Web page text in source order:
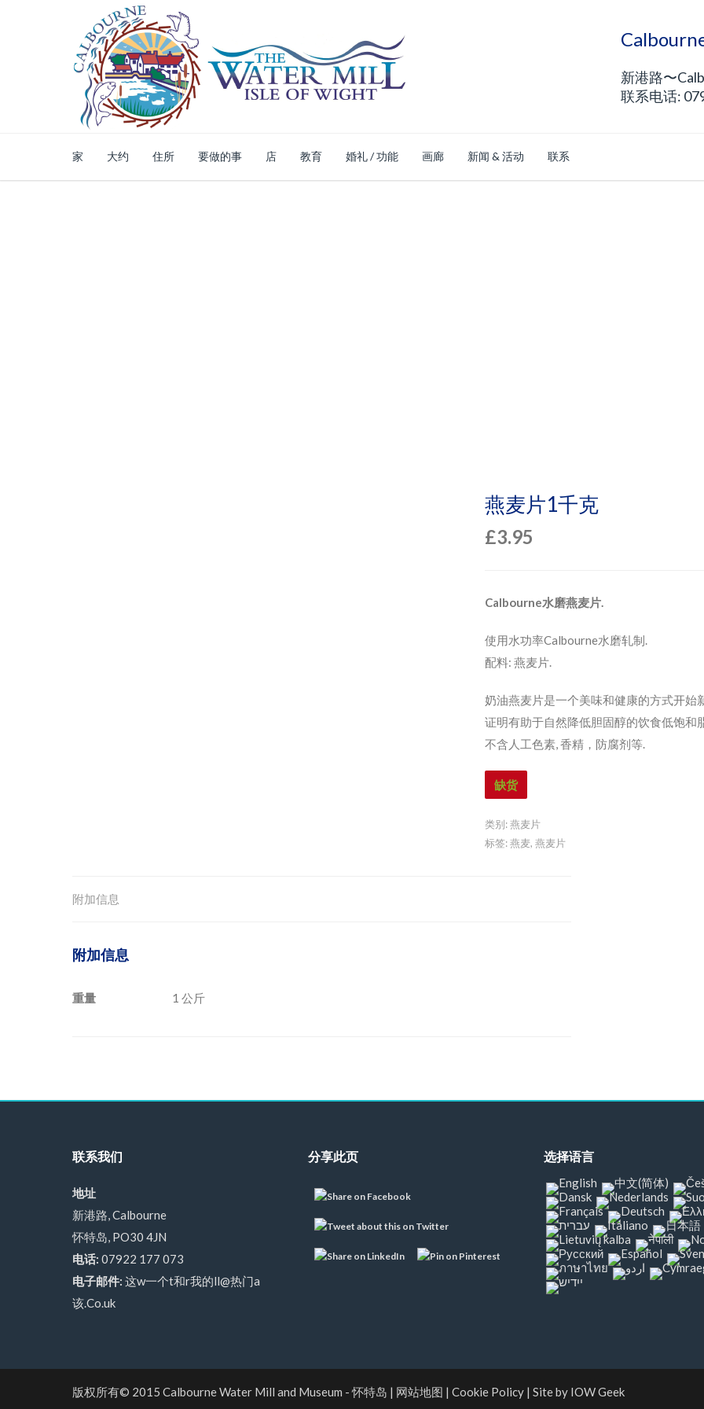
新港路〜
联系电话:
家 大约 住所 要做的事 店 教育 婚礼 / 功能 画廊 新闻 & 活动 联系
燕麦片1千克
£3.95
Calbourne水磨燕麦片.
使用水功率Calbourne水磨轧制.
配料: 燕麦片.
奶油燕麦片是一个美味和健康的方式开始
证明有助于自然降低胆固醇的饮食低饱和
不含人工色素, 香精，防腐剂等.
缺货
类别:燕麦片
标签:燕麦, 燕麦片
附加信息
附加信息
重量 1 公斤
联系我们
地址
新港路, Calbourne
怀特岛, PO30 4JN
电话: 07922 177 073
电子邮件: 这w一个t和r我的ll@热门a
该.Co.uk
分享此页 选择语言
版权所有© 2015 Calbourne Water Mill and Museum - 怀特岛 | 网站地图 | Cookie Policy | Site by IOW Geek